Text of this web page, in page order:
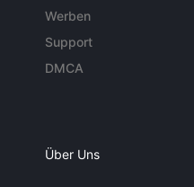
Werben
Support
DMCA
Über Uns